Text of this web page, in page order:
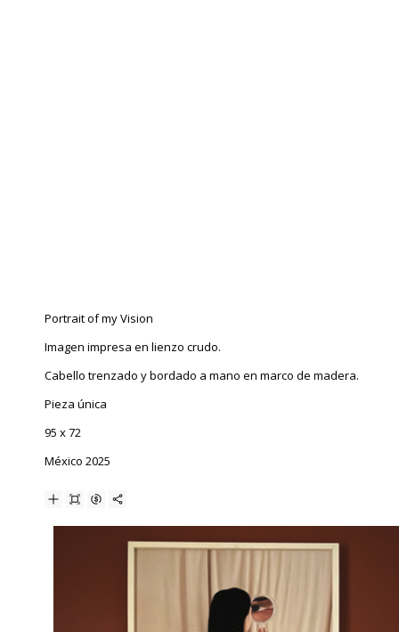
Portrait of my Vision
Imagen impresa en lienzo crudo.
Cabello trenzado y bordado a mano en marco de madera.
Pieza única
95 x 72
México 2025